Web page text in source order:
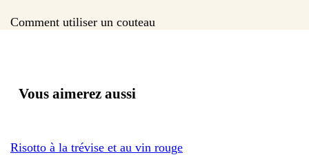
Comment utiliser un couteau
Vous aimerez aussi
Risotto à la trévise et au vin rouge